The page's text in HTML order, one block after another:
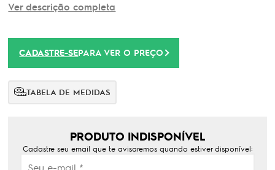
Ver descrição completa
CADASTRE-SEPARA VER O PREÇO
TABELA DE MEDIDAS
PRODUTO INDISPONÍVEL
Cadastre seu email que te avisaremos quando estiver disponível: